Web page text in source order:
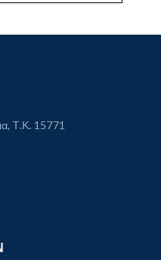
Τ.Κ. 15771